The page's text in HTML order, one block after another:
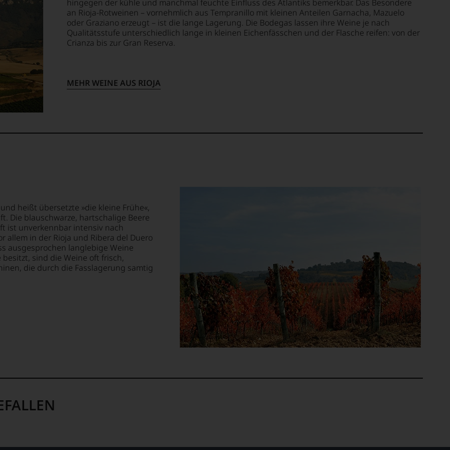
hingegen der kühle und manchmal feuchte Einfluss des Atlantiks bemerkbar. Das Besondere
an Rioja-Rotweinen – vornehmlich aus Tempranillo mit kleinen Anteilen Garnacha, Mazuelo
oder Graziano erzeugt – ist die lange Lagerung. Die Bodegas lassen ihre Weine je nach
Qualitätsstufe unterschiedlich lange in kleinen Eichenfässchen und der Flasche reifen: von der
Crianza bis zur Gran Reserva.
MEHR WEINE AUS RIOJA
heißt übersetzte »die kleine Frühe«,
Die blauschwarze, hartschalige Beere
ist unverkennbar intensiv nach
allem in der Rioja und Ribera del Duero
ausgesprochen langlebige Weine
sind die Weine oft frisch,
die durch die Fasslagerung samtig